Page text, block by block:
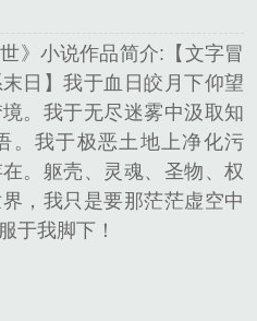
》小说作品简介:【文字冒
日】我于血日皎月下仰望
。我于无尽迷雾中汲取知
。我于极恶土地上净化污
。躯壳、灵魂、圣物、权
，我只是要那茫茫虚空中
于我脚下！